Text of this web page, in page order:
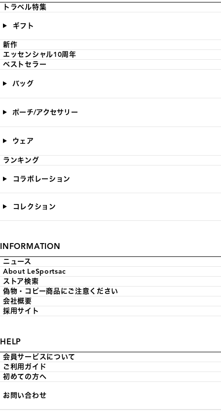
トラベル特集
ギフト
新作
エッセンシャル10周年
ベストセラー
バッグ
ポーチ/アクセサリー
ウェア
ランキング
コラボレーション
コレクション
INFORMATION
ニュース
About LeSportsac
ストア検索
偽物・コピー商品にご注意ください
会社概要
採用サイト
HELP
会員サービスについて
ご利用ガイド
初めての方へ
お問い合わせ